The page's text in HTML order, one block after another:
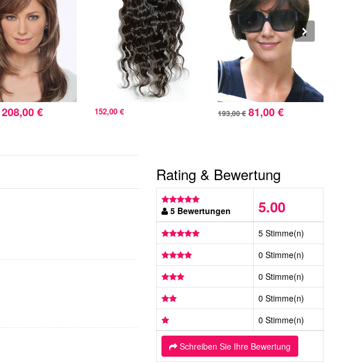
208,00 € 152,00 € 193,00 € 81,00 €
Rating & Bewertung
5 Bewertungen 5.00
5 Stimme(n)
0 Stimme(n)
0 Stimme(n)
0 Stimme(n)
0 Stimme(n)
Schreiben Sie Ihre Bewertung